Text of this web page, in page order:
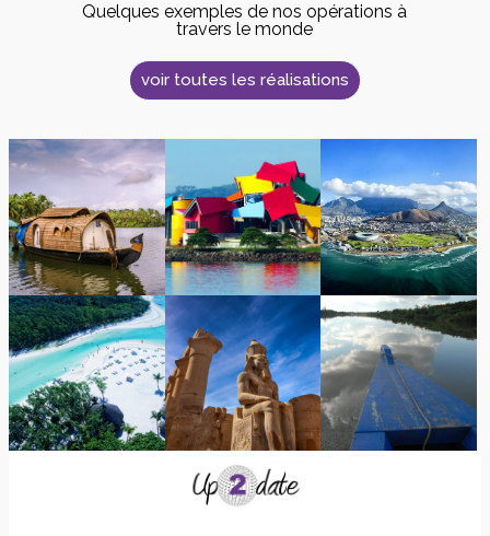
Quelques exemples de nos opérations à
travers le monde
voir toutes les réalisations